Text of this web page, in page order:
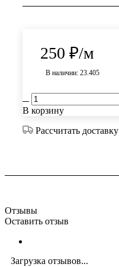
250 ₽/м
В наличии: 23.405
В корзину
Рассчитать доставку
Отзывы
Оставить отзыв
Загрузка отзывов...